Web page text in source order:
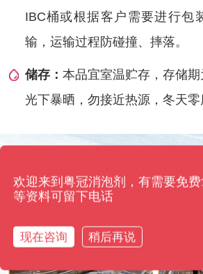
IBC桶或根据客户需要进行包
输，运输过程防碰撞、摔落。
储存： 本品宜室温贮存，存储
光下暴晒，勿接近热源，冬天零
粤冠消泡剂·只用效果来打动您 高浓
欢迎来到粤冠消泡剂，有需要免
等资料可留下电话
现在咨询 稍后再说